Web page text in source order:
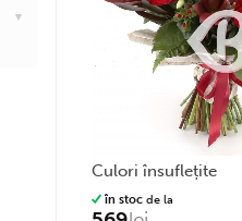
culori însuflețite
în stoc de la